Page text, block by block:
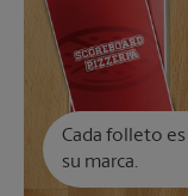
Cada folleto
su marca.